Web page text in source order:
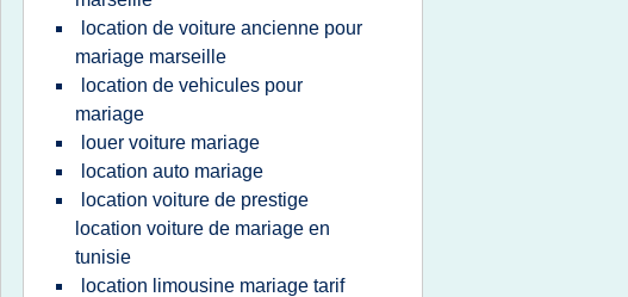
location de voiture ancienne pour
mariage marseille
location de vehicules pour
mariage
louer voiture mariage
location auto mariage
location voiture de prestige
location voiture de mariage en
tunisie
location limousine mariage tarif